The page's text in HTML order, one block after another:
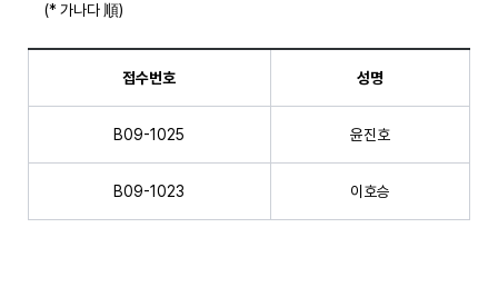
(* 가나다 順)
접수번호 성명
B09-1025 윤진호
B09-1023 이호승